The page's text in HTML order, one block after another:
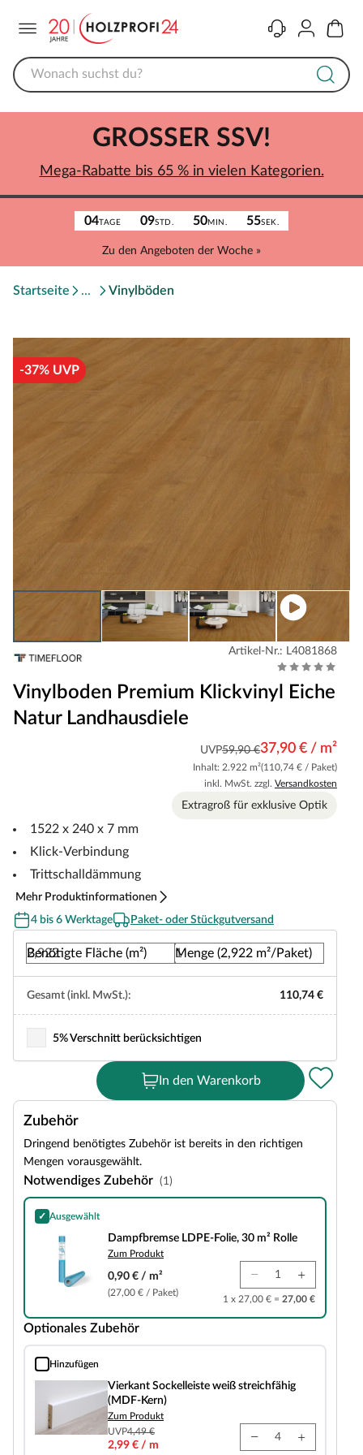
KontaktKonto
04TAGE 09STD. 50MIN. 55SEK.
Zu den Angeboten der Woche »
GROSSER SSV!
Mega-Rabatte bis 65 % in vielen Kategorien.
Startseite Vinylböden
-37% UVP
Artikel-Nr.: L4081868
Vinylboden Premium Klickvinyl Eiche
Natur Landhausdiele
UVP59,90 €37,90 € / m²
Inhalt: 2.922 m²(110,74 € / Paket)
inkl. MwSt. zzgl. Versandkosten
Extragroß für exklusive Optik
1522 x 240 x 7 mm
Klick-Verbindung
Trittschalldämmung
Mehr Produktinformationen
4 bis 6 Werktage
Paket- oder Stückgutversand
Benötigte Fläche (m²) Menge (2,922 m²/Paket)
Gesamt (inkl. MwSt.): 110,74 €
5% Verschnitt berücksichtigen
In den Warenkorb
Zubehör
Dringend benötigtes Zubehör ist bereits in den richtigen
Mengen vorausgewählt.
Notwendiges Zubehör (1)
✓ Ausgewählt
Dampfbremse LDPE-Folie, 30 m² Rolle
Dampfbremse LDPE-Folie, 30 m² Rolle
Zum Produkt
0,90 € / m²
(27,00 € / Paket)
1 x 27,00 € = 27,00 €
Optionales Zubehör
Hinzufügen
Vierkant Sockelleiste weiß streichfähig (MDF-Kern)
Vierkant Sockelleiste weiß streichfähig
(MDF-Kern)
Zum Produkt
UVP4,49 €
2,99 € / m